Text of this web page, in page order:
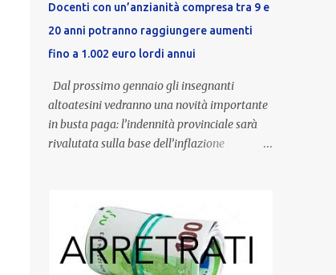
Docenti con un’anzianità compresa tra 9 e
20 anni potranno raggiungere aumenti
fino a 1.002 euro lordi annui
Dal prossimo gennaio gli insegnanti
altoatesini vedranno una novità importante
in busta paga: l’indennità provinciale sarà
rivalutata sulla base dell’inflazione
un’anzianità compresa tra 9 e 20 anni
potranno raggiungere fino a 1.002 euro lordi
annui. Il nuovo contratto provinciale